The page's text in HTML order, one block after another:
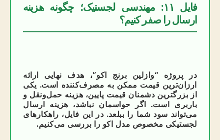
فایل ۱۱: مهندسی لجستیک؛ چگونه هزینه
ارسال را صفر کنیم؟
در پروژه “وازلین برنج اکو”، هدف نهایی ارائه
ارزان‌ترین قیمت ممکن به مصرف‌کننده است. یکی
از بزرگترین دشمنان قیمت پایین، هزینه حمل‌ونقل و
باربری است. اگر حواسمان نباشد، هزینه ارسال
می‌تواند سود شما را ببلعد. در این فایل، راهکارهای
لجستیکی مخصوص مدل اکو را بررسی می‌کنیم.